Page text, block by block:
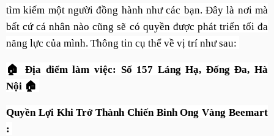
tìm kiếm một người đồng hành như các bạn. Đây là nơi mà
bất cứ cá nhân nào cũng sẽ có quyền được phát triển tối đa
năng lực của mình. Thông tin cụ thể về vị trí như sau:
🏠 Địa điểm làm việc: Số 157 Láng Hạ, Đống Đa, Hà
Nội 🏠
Quyền Lợi Khi Trở Thành Chiến Binh Ong Vàng Beemart
: